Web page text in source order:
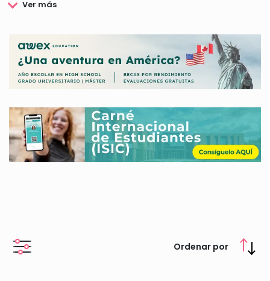
facilitar la movilidad y cooperación de los estudiantes y los
Es por ello que en colaboración con otros organismos el
Ministerio de Comercio de China, establece la convocatoria de
Becas dirigidas a impulsar el desarrollo de estudios.
Aquí podrás conocer todos los detalles relacionados con las
Ordenar por